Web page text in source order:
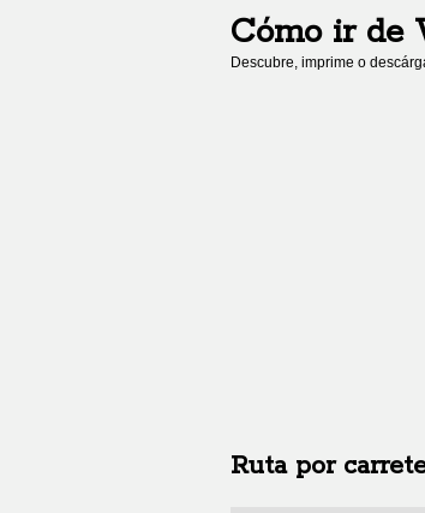
Cómo ir de
Descubre, imprime o
Ruta por